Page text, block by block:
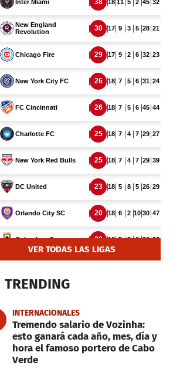
VER TODAS LAS LIGAS
TRENDING
INTERNACIONALES
Tremendo salario de Vozinha:
esto ganará cada año, mes, día y
hora el famoso portero de Cabo
Verde